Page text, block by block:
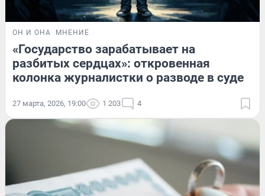
ОН И ОНА МНЕНИЕ
«Государство зарабатывает на
разбитых сердцах»: откровенная
колонка журналистки о разводе в суде
27 марта, 2026, 19:00 1 203 4